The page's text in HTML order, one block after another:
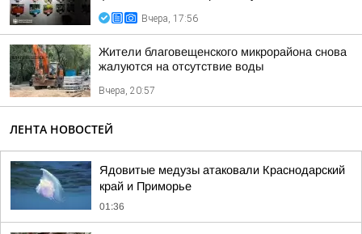
Вчера, 17:56
Жители благовещенского микрорайона снова
жалуются на отсутствие воды
Вчера, 20:57
ЛЕНТА НОВОСТЕЙ
Ядовитые медузы атаковали Краснодарский
край и Приморье
01:36